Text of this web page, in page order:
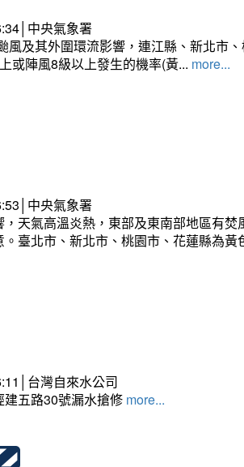
中央氣象署
風及其外圍環流影響，連江縣、新北市
或陣風8級以上發生的機率(黃... more...
中央氣象署
，天氣高溫炎熱，東部及東南部地區有
。臺北市、新北市、桃園市、花蓮縣為
台灣自來水公司
五路30號漏水搶修 more...